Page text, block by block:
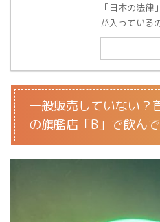
「日本の法
が入っている
一般販売していない？
の旗艦店「B」で飲ん